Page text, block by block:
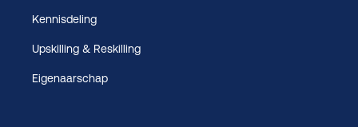
Kennisdeling
Upskilling & Reskilling
Eigenaarschap